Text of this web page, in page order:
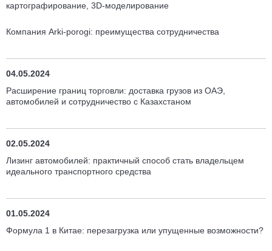
картографирование, 3D-моделирование
Компания Arki-porogi: преимущества сотрудничества
04.05.2024
Расширение границ торговли: доставка грузов из ОАЭ,
автомобилей и сотрудничество с Казахстаном
02.05.2024
Лизинг автомобилей: практичный способ стать владельцем
идеального транспортного средства
01.05.2024
Формула 1 в Китае: перезагрузка или упущенные возможности?